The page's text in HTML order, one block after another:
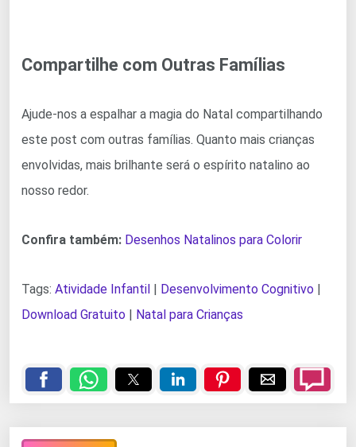
Compartilhe com Outras Famílias
Ajude-nos a espalhar a magia do Natal compartilhando
este post com outras famílias. Quanto mais crianças
envolvidas, mais brilhante será o espírito natalino ao
nosso redor.
Confira também: Desenhos Natalinos para Colorir
Tags: Atividade Infantil Desenvolvimento Cognitivo
Download Gratuito
Natal para Crianças